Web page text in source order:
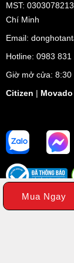
Mua Ngay
MST:
Chí Minh
Email:
Hotline: 0983 831
Giờ mở cửa:
Citizen | Movado